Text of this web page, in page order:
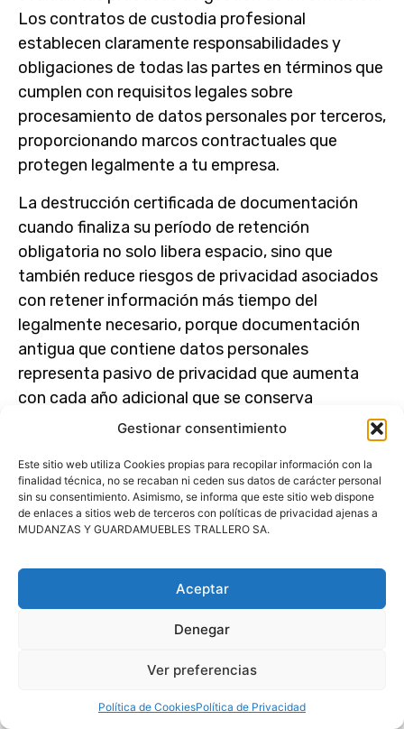
Gestionar consentimiento
Este sitio web utiliza Cookies propias para recopilar información con la
finalidad técnica, no se recaban ni ceden sus datos de carácter personal
sin su consentimiento. Asimismo, se informa que este sitio web dispone
de enlaces a sitios web de terceros con políticas de privacidad ajenas a
MUDANZAS Y GUARDAMUEBLES TRALLERO SA.
Aceptar
Denegar
Ver preferencias
Política de CookiesPolítica de Privacidad
Los contratos de custodia profesional
establecen claramente responsabilidades y
obligaciones de todas las partes en términos que
cumplen con requisitos legales sobre
procesamiento de datos personales por terceros,
proporcionando marcos contractuales que
protegen legalmente a tu empresa.
La destrucción certificada de documentación
cuando finaliza su período de retención
obligatoria no solo libera espacio, sino que
también reduce riesgos de privacidad asociados
con retener información más tiempo del
legalmente necesario, porque documentación
antigua que contiene datos personales
representa pasivo de privacidad que aumenta
con cada año adicional que se conserva
innecesariamente. Los certificados de
destrucción proporcionan evidencia documental
de que cumpliste con obligaciones de eliminar
datos cuando apropiado, protegiendo contra
potenciales reclamaciones de que retuviste
Cuando tu memoria
institucional merece